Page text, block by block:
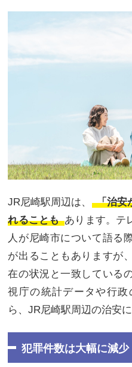
JR尼崎駅周辺は、
「治安
れることも あります。テ
人が尼崎市について語る
が出ることもありますが
在の状況と一致している
視庁の統計データや行
ら、JR尼崎駅周辺の治安
犯罪件数は大幅に減少